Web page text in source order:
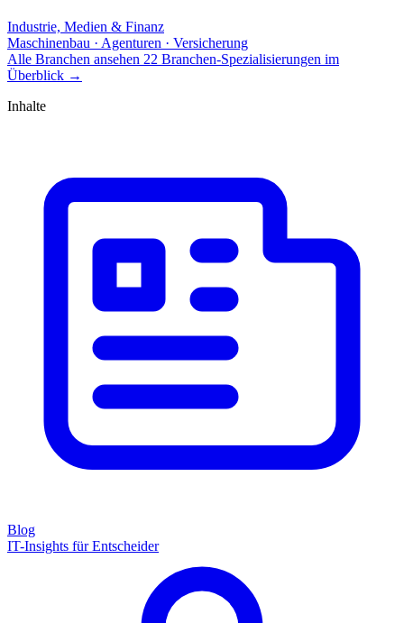
Industrie, Medien & Finanz
Maschinenbau · Agenturen · Versicherung
Alle Branchen ansehen 22 Branchen-Spezialisierungen im
Überblick →
Inhalte
Blog
IT-Insights für Entscheider